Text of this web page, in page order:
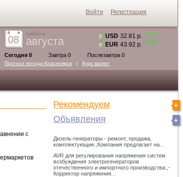
08
суббота
августа
Сегодня 0 Завтра 0 Послезавтра 0
Прогноз погоды Красноярск | Курс валют
USD 32.81 р. +0.15
EUR 43.92 р. +0.26
с
Рекомендуем
Объявления
Дизель-генераторы - ремонт, продажа,
комплектующие.,Компания предлагает на...
AVR для регулирования напряжения систем
возбуждения электрогенераторов
отечественного и импортного производства:,-
Корректор напряжения...
Войти Регистрация